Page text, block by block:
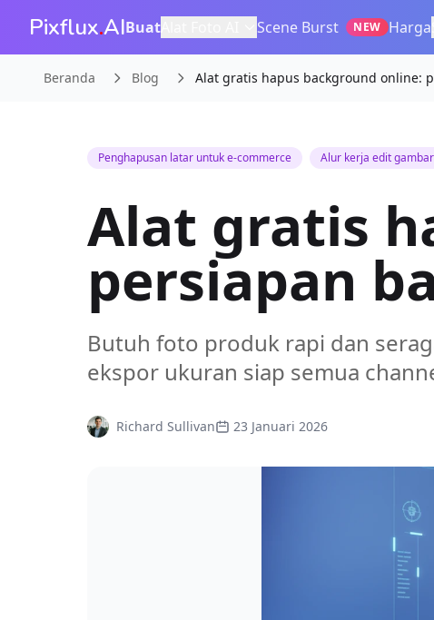
Pixflux.AIBuat Scene Burst NEW Harga
Beranda Blog Alat gratis hapus background online:
Penghapusan latar untuk e-commerce Alur kerja edit gambar
Alat gratis
persiapan
Butuh foto produk rapi dan
ekspor ukuran siap semua
Richard Sullivan 23 Januari 2026